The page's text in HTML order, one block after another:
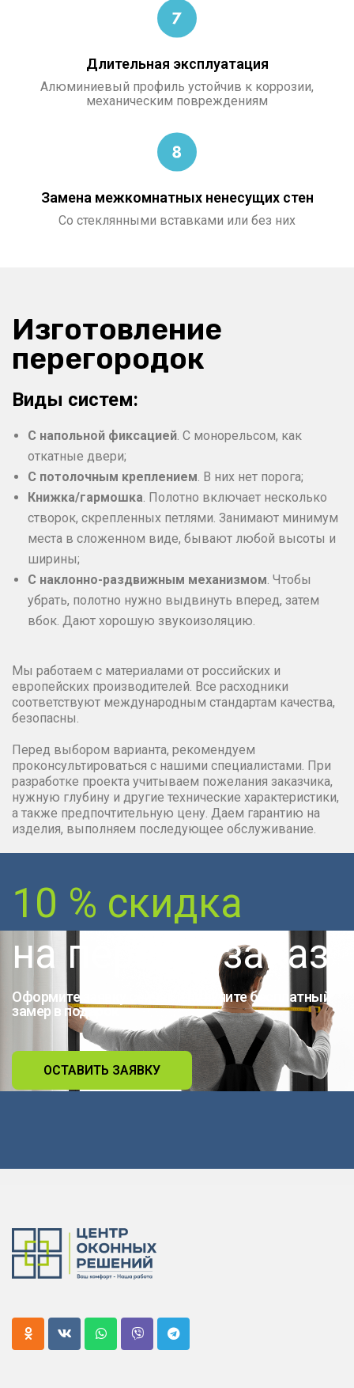
Длительная эксплуатация
Алюминиевый профиль устойчив к коррозии,
механическим повреждениям
Замена межкомнатных ненесущих стен
Со стеклянными вставками или без них
Изготовление
перегородок
Виды систем:
С напольной фиксацией . С монорельсом, как
откатные двери;
С потолочным креплением . В них нет порога;
Книжка/гармошка . Полотно включает несколько
створок, скрепленных петлями. Занимают минимум
места в сложенном виде, бывают любой высоты и
ширины;
С наклонно-раздвижным механизмом . Чтобы
убрать, полотно нужно выдвинуть вперед, затем
вбок. Дают хорошую звукоизоляцию.
Мы работаем с материалами от российских и
европейских производителей. Все расходники
соответствуют международным стандартам качества,
безопасны.
Перед выбором варианта, рекомендуем
проконсультироваться с нашими специалистами. При
разработке проекта учитываем пожелания заказчика,
нужную глубину и другие технические характеристики,
а также предпочтительную цену. Даем гарантию на
изделия, выполняем последующее обслуживание.
10 % скидка
на первый заказ
Оформите заявку сейчас и получите бесплатный
замер в подарок
ОСТАВИТЬ ЗАЯВКУ